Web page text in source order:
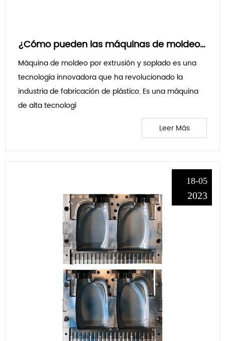
¿Cómo pueden las máquinas de moldeo por extrusión y soplado beneficiar a las empresas de la industria de fabricación de plástico?
Máquina de moldeo por extrusión y soplado es una
tecnología innovadora que ha revolucionado la
industria de fabricación de plástico. Es una máquina
de alta tecnologí
Leer Más
18-05
2023